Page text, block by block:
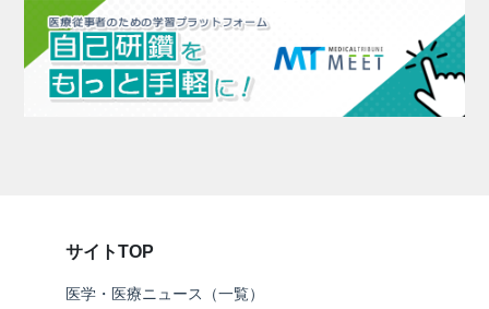
サイトTOP
医学・医療ニュース（一覧）